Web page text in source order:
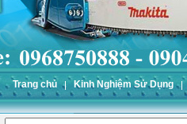
Trang chủ Kinh Nghiệm Sử Dụng